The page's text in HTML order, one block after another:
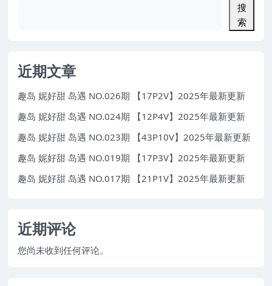
搜
索
近期文章
趣岛 妮好甜 岛遇 NO.026期 【17P2V】2025年最新更新
趣岛 妮好甜 岛遇 NO.024期 【12P4V】2025年最新更新
趣岛 妮好甜 岛遇 NO.023期 【43P10V】2025年最新更新
趣岛 妮好甜 岛遇 NO.019期 【17P3V】2025年最新更新
趣岛 妮好甜 岛遇 NO.017期 【21P1V】2025年最新更新
近期评论
您尚未收到任何评论。